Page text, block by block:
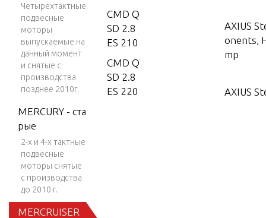
Четырехтактные
подвесные
моторы
выпускаемые на
данный момент
и снятые с
производства
позднее 2010г.
MERCURY - ста
рые
2-х и 4-х тактные
подвесные
моторы снятые
с производства
до 2010 г.
MERCRUISER
CMD Q
SD 2.8
ES 210
CMD Q
SD 2.8
ES 220
AXIUS
onents,
mp
AXIUS